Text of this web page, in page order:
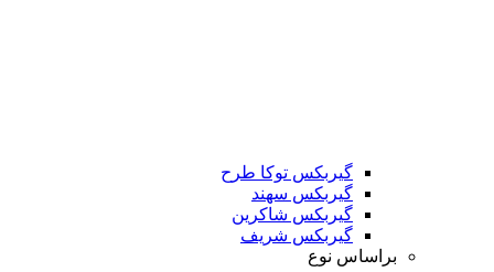
گیربکس توکا طرح
گیربکس سهند
گیربکس شاکرین
گیربکس شریف
براساس نوع